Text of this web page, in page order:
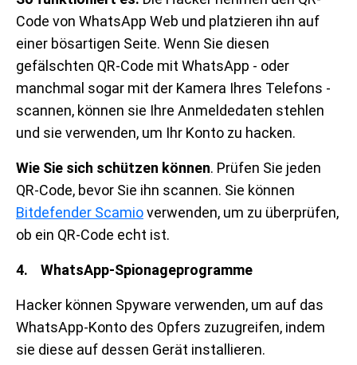
Code von WhatsApp Web und platzieren ihn auf
einer bösartigen Seite. Wenn Sie diesen
gefälschten QR-Code mit WhatsApp - oder
manchmal sogar mit der Kamera Ihres Telefons -
scannen, können sie Ihre Anmeldedaten stehlen
und sie verwenden, um Ihr Konto zu hacken.
Wie Sie sich schützen können. Prüfen Sie jeden
QR-Code, bevor Sie ihn scannen. Sie können
Bitdefender Scamioverwenden, um zu überprüfen,
ob ein QR-Code echt ist.
4. WhatsApp-Spionageprogramme
Hacker können Spyware verwenden, um auf das
WhatsApp-Konto des Opfers zuzugreifen, indem
sie diese auf dessen Gerät installieren.